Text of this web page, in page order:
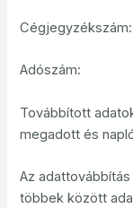
Cégjegyzékszám:
Adószám:
Továbbított
megadott és
Az
többek között